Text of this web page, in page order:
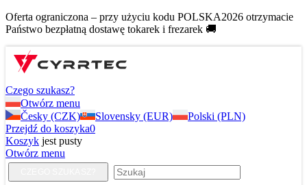
Oferta ograniczona – przy użyciu kodu POLSKA2026 otrzymacie
Państwo bezpłatną dostawę tokarek i frezarek 🚚
Czego szukasz?
Otwórz menu
Česky (CZK)
Slovensky (EUR)
Polski (PLN)
Przejdź do koszyka0
Koszyk jest pusty
Otwórz menu